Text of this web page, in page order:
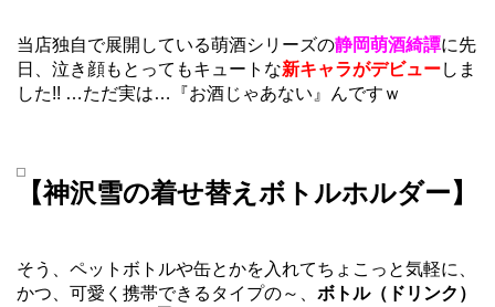
当店独自で展開している萌酒シリーズの静岡萌酒綺譚に先
日、泣き顔もとってもキュートな新キャラがデビューしま
した!! …ただ実は…『お酒じゃあない』んですｗ
【神沢雪の着せ替えボトルホルダー】
そう、ペットボトルや缶とかを入れてちょこっと気軽に、
かつ、可愛く携帯できるタイプの～、 ボトル（ドリンク）